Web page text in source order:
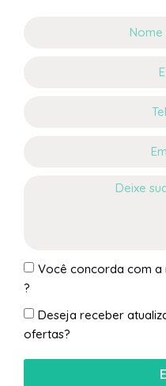
Você concorda com a
?
Deseja receber
ofertas?